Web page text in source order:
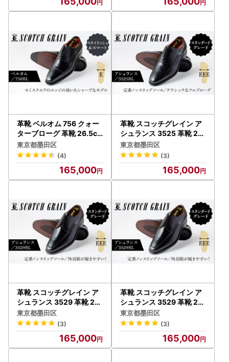
革靴 ベルオム 756 クォー
ターブローグ 革靴 26.5c
m
東京都墨田区
(4)
165,000
革靴 スコッチグレイン ア
シュランス 3525 革靴 26.
0cm
東京都墨田区
(3)
165,000
革靴 スコッチグレイン ア
シュランス 3529 革靴 25.
0cm
東京都墨田区
(3)
165,000
革靴 スコッチグレイン ア
シュランス 3529 革靴 26.
5cm
東京都墨田区
(3)
165,000